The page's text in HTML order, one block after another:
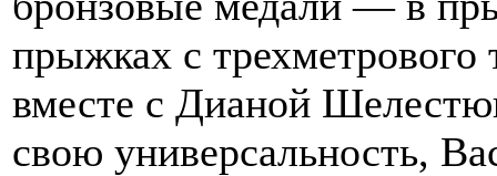
прыжках с трехметрового
вместе с Дианой
свою универсальность,